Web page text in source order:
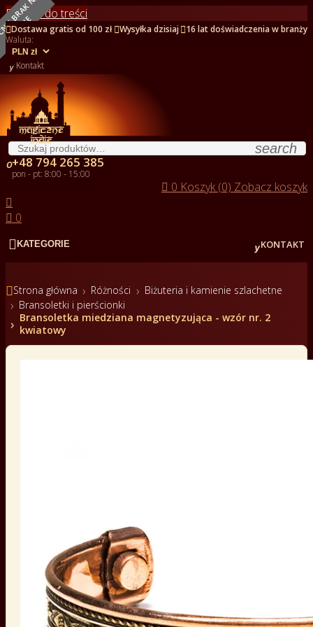
Przejdź do treści
Dostawa gratis od 100 zł Wysyłka dzisiaj 16 lat doświadczenia w branży
Waluta:
 Kontakt
search
+48 794 265 385
pon - pt: 8:00 - 15:00
 0 Koszyk (0) Zobacz koszyk

 0
 KATEGORIE KONTAKT
Strona główna Różności
Biżuteria i kamienie szlachetne
Bransoletki i pierścionki
Bransoletka miedziana magnetyzująca - wzór nr. 2
kwiatowy
E